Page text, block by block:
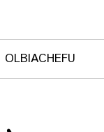
OLBIACHEFU